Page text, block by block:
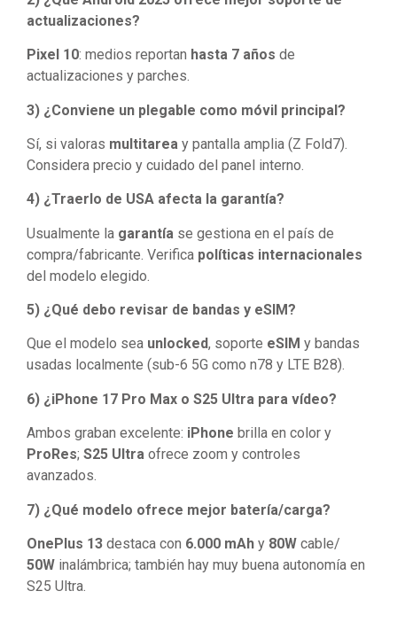
actualizaciones?
Pixel 10: medios reportan hasta 7 años de
actualizaciones y parches.
3) ¿Conviene un plegable como móvil principal?
Sí, si valoras multitarea y pantalla amplia (Z Fold7).
Considera precio y cuidado del panel interno.
4) ¿Traerlo de USA afecta la garantía?
Usualmente la garantía se gestiona en el país de
compra/fabricante. Verifica políticas internacionales
del modelo elegido.
5) ¿Qué debo revisar de bandas y eSIM?
Que el modelo sea unlocked, soporte eSIM y bandas
usadas localmente (sub-6 5G como n78 y LTE B28).
6) ¿iPhone 17 Pro Max o S25 Ultra para vídeo?
Ambos graban excelente: iPhone brilla en color y
ProRes; S25 Ultra ofrece zoom y controles
avanzados.
7) ¿Qué modelo ofrece mejor batería/carga?
OnePlus 13 destaca con 6.000 mAh y 80W cable/
50W inalámbrica; también hay muy buena autonomía en
S25 Ultra.